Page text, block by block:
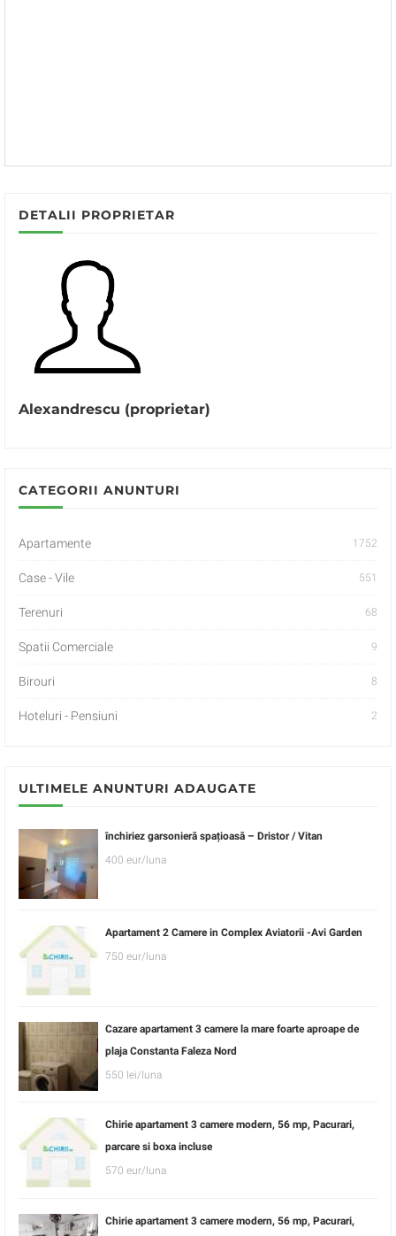
DETALII PROPRIETAR
Alexandrescu (proprietar)
CATEGORII ANUNTURI
Apartamente 1752
Case - Vile 551
Terenuri 68
Spatii Comerciale 9
Birouri 8
Hoteluri - Pensiuni 2
ULTIMELE ANUNTURI ADAUGATE
închiriez garsonieră spațioasă – Dristor / Vitan
400 eur/luna
Apartament 2 Camere in Complex Aviatorii -Avi Garden
750 eur/luna
Cazare apartament 3 camere la mare foarte aproape de
plaja Constanta Faleza Nord
550 lei/luna
Chirie apartament 3 camere modern, 56 mp, Pacurari,
parcare si boxa incluse
570 eur/luna
Chirie apartament 3 camere modern, 56 mp, Pacurari,